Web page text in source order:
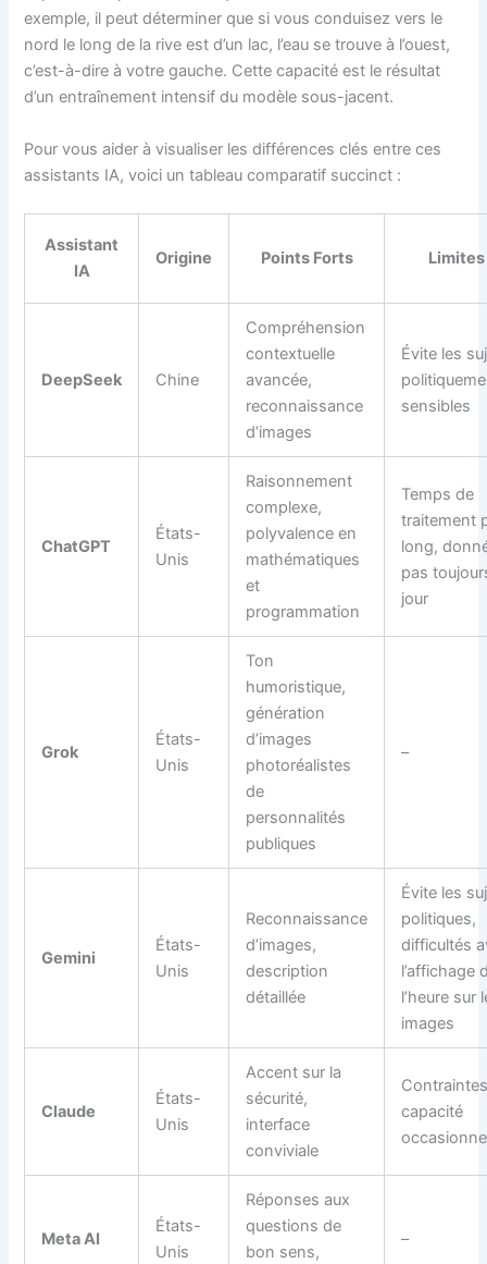
exemple, il peut déterminer que si vous conduisez vers le
nord le long de la rive est d’un lac, l’eau se trouve à l’ouest,
c’est-à-dire à votre gauche. Cette capacité est le résultat
d’un entraînement intensif du modèle sous-jacent.
Pour vous aider à visualiser les différences clés entre ces
assistants IA, voici un tableau comparatif succinct :
Assistant
IA
Origine Points Forts Limites
DeepSeek Chine
Compréhension
contextuelle
avancée,
reconnaissance
d’images
Évite les
sensibles
ChatGPT
États-
Unis
Raisonnement
complexe,
polyvalence en
mathématiques
et
programmation
Temps de
traitement
long,
pas
jour
Grok
États-
Unis
Ton
humoristique,
génération
d’images
photoréalistes
de
personnalités
publiques
–
Gemini
États-
Unis
Reconnaissance
d’images,
description
détaillée
Évite les
politiques,
difficultés
l’affichage
l’heure sur
images
Claude
États-
Unis
Accent sur la
sécurité,
interface
conviviale
capacité
Meta AI
États-
Unis
Réponses aux
questions de
bon sens,
–